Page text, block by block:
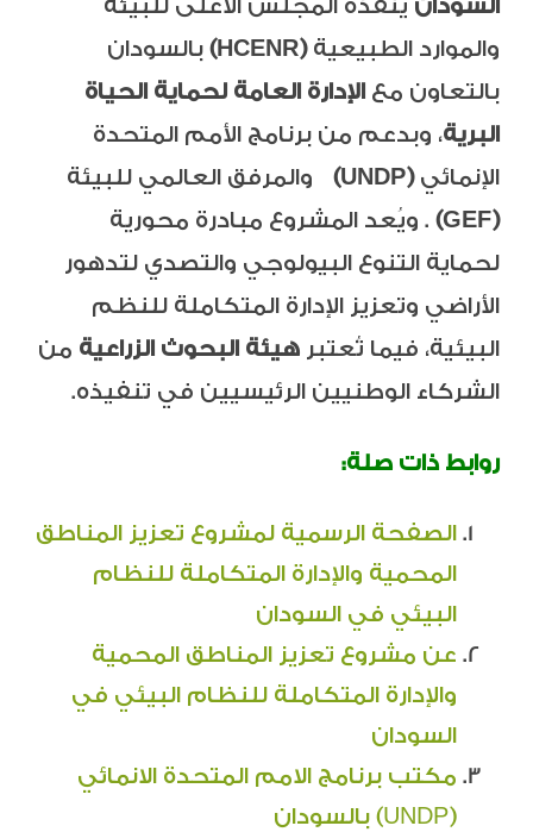
السودان ينفذه المجلس الأعلى للبيئة
والموارد الطبيعية (HCENR)
بالسودان
بالتعاون مع الإدارة العامة لحماية الحياة
البرية، وبدعم من برنامج الأمم المتحدة
الإنمائي(UNDP)
والمرفق العالمي للبيئة
(GEF)
. ويُعد المشروع مبادرة محورية
لحماية التنوع البيولوجي والتصدي لتدهور
الأراضي وتعزيز الإدارة المتكاملة للنظم
البيئية، فيما تُعتبر هيئة البحوث الزراعية من
الشركاء الوطنيين الرئيسيين في تنفيذه.
روابط ذات صلة:
الصفحة الرسمية لمشروع تعزيز المناطق
المحمية والإدارة المتكاملة للنظام
البيئي في السودان
عن مشروع تعزيز المناطق المحمية
والإدارة المتكاملة للنظام البيئي في
السودان
مكتب برنامج الامم المتحدة الانمائي
(UNDP) بالسودان